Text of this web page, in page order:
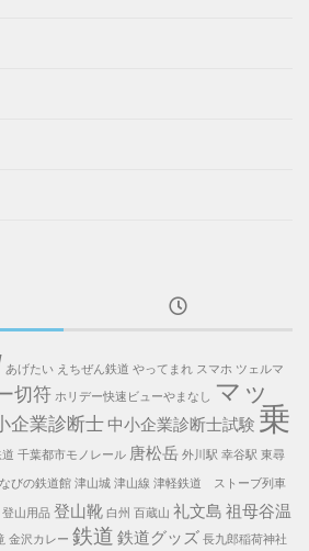
あげたい えちぜん鉄道 やってまれ スマホ ツェルマ
切符 ホリデー快速ビューやまなし マッ
企業診断士 中小企業診断士試験 乗
千葉都市モノレール 唐松岳 外川駅 幸谷駅 東尋
びの鉄道館 津山城 津山線 津軽鉄道 ストーブ列車
登山用品 登山靴 白州 百蔵山 礼文島 祖母谷温
金沢カレー 鉄道 鉄道グッズ 長九郎稲荷神社